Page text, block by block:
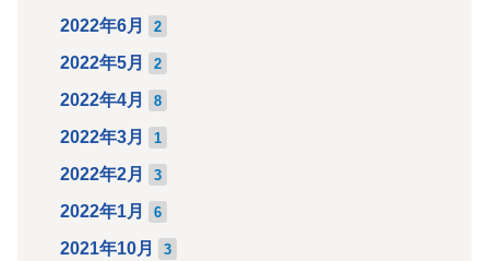
2022年6月 2
2022年5月 2
2022年4月 8
2022年3月 1
2022年2月 3
2022年1月 6
2021年10月 3